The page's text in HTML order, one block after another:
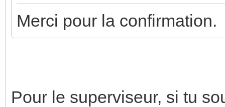
Merci pour la confirmation.
Pour le superviseur, si tu